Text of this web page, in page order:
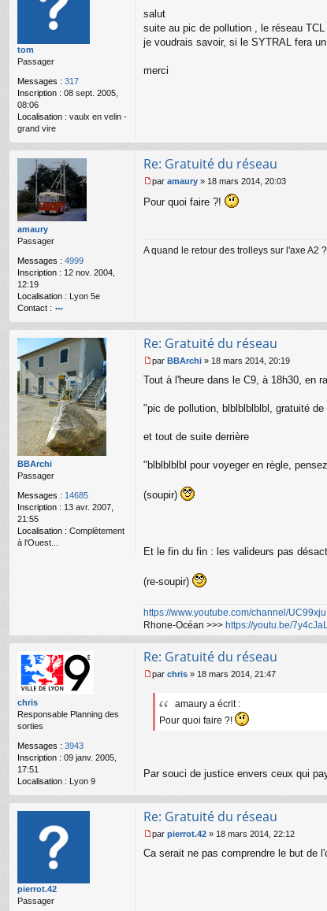
tom
Passager
Messages : 317
Inscription : 08 sept. 2005,
08:06
Localisation : vaulx en velin -
grand vire
e
s
s
e
salut
suite au pic de pollution , le réseau
je voudrais savoir, si le SYTRAL fera
merci
amaury
Passager
Messages : 4999
Inscription : 12 nov. 2004,
12:19
Localisation : Lyon 5e
Contact :
o
nt
ac
r
a
m
a
ur
y
Re: Gratuité du réseau
e
g
par amaury » 18 mars 2014, 20:03
Pour quoi faire ?!
A quand le retour des trolleys sur l'axe A2
BBArchi
Passager
Messages : 14685
Inscription : 13 avr. 2007,
21:55
Localisation : Complètement
à l'Ouest...
Re: Gratuité du réseau
e
s
e
o
u
par BBArchi » 18 mars 2014, 20:19
Tout à l'heure dans le C9, à 18h30, en
"pic de pollution, blblblblblbl, gratuité
et tout de suite derrière
"blblblblbl pour voyeger en règle,
(soupir)
Et le fin du fin : les valideurs pas
(re-soupir)
https://www.youtube.com/channel/
Rhone-Océan >>> https://youtu.be/
chris
Responsable Planning des
sorties
Messages : 3943
Inscription : 09 janv. 2005,
17:51
Localisation : Lyon 9
Re: Gratuité du réseau
e
a
o
u
par chris » 18 mars 2014, 21:47
amaury a écrit :
Pour quoi faire ?!
Par souci de justice envers ceux qui
pierrot.42
Passager
Re: Gratuité du réseau
e
par pierrot.42 » 18 mars 2014, 22:12
Ca serait ne pas comprendre le but de